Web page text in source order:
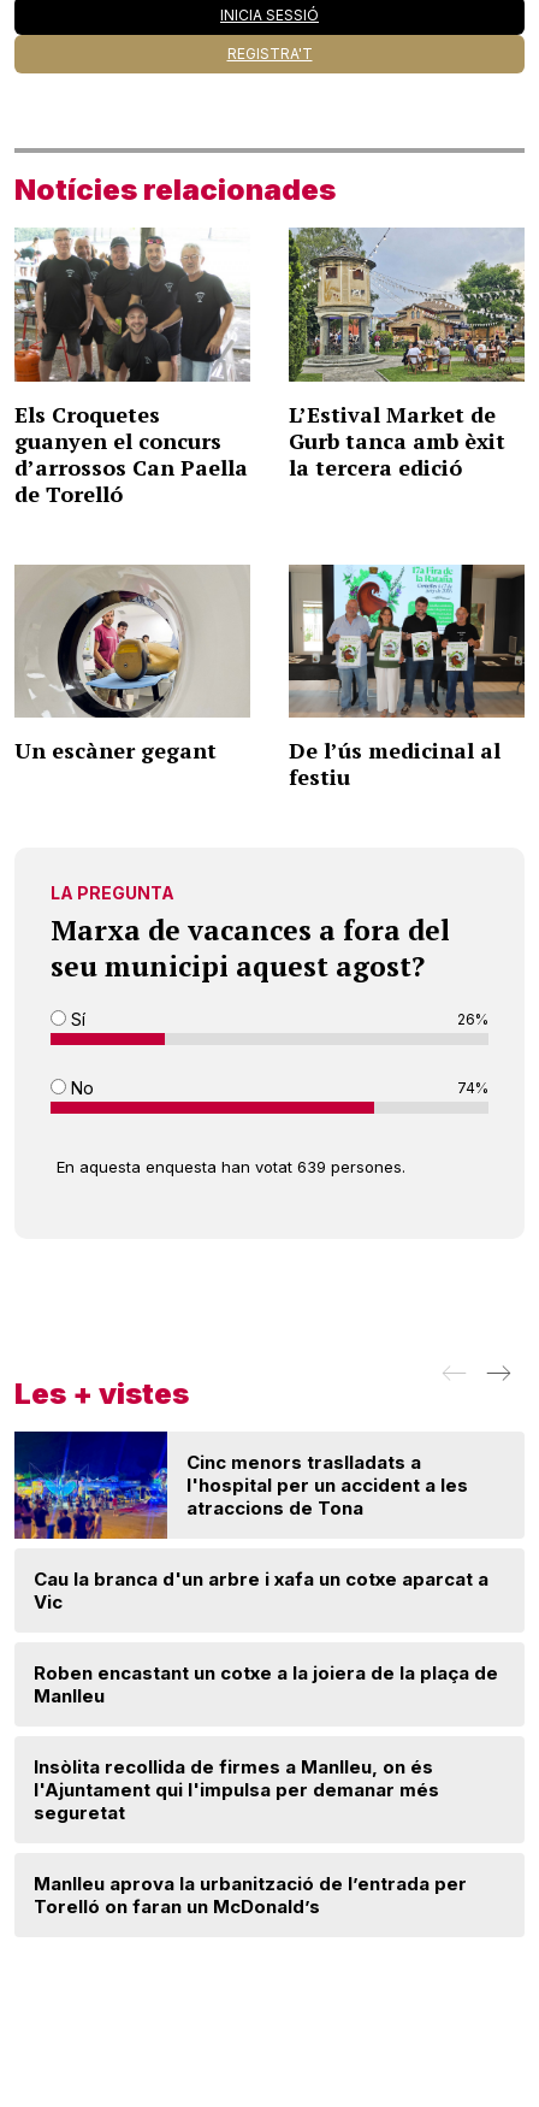
INICIA SESSIÓ
REGISTRA'T
Notícies relacionades
Els Croquetes
guanyen el concurs
d’arrossos Can Paella
de Torelló
L’Estival Market de
Gurb tanca amb èxit
la tercera edició
Un escàner gegant
De l’ús medicinal al
festiu
LA PREGUNTA
Marxa de vacances a fora del
seu municipi aquest agost?
Sí 26%
No 74%
En aquesta enquesta han votat 639 persones.
Les + vistes
Cinc menors traslladats a
l'hospital per un accident a les
atraccions de Tona
Cau la branca d'un arbre i xafa un cotxe aparcat a
Vic
Roben encastant un cotxe a la joiera de la plaça de
Manlleu
Insòlita recollida de firmes a Manlleu, on és
l'Ajuntament qui l'impulsa per demanar més
seguretat
Manlleu aprova la urbanització de l’entrada per
Torelló on faran un McDonald’s